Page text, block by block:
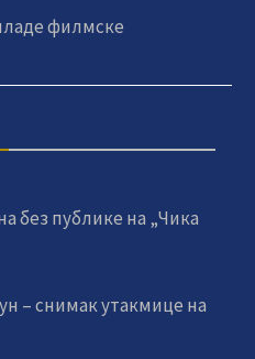
филмске
без публике на „Чика
– снимак утакмице на